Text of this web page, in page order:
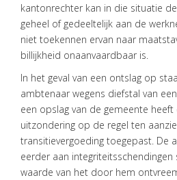
ACTUEEL
VACATURES
CONTACT
kantonrechter kan in die situatie
geheel of gedeeltelijk aan de
niet toekennen ervan naar
billijkheid onaanvaardbaar is.
In het geval van een ontslag op
ambtenaar wegens diefstal van
een opslag van de gemeente
uitzondering op de regel ten
transitievergoeding toegepast. De
eerder aan integriteitsschendingen
waarde van het door hem